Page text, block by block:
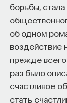
борьбы,
об одном
воздействие
прежде
раз было
счастливое
стать
Engineering,
Deep-Tech и
вы
биологией,
в командах,
Как стать
Заполнить
Посмотреть